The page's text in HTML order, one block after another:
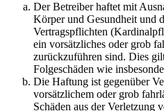
Der Betreiber haftet mit
Körper und Gesundheit und
Vertragspflichten
ein vorsätzliches oder grob
zurückzuführen sind. Dies
Folgeschäden wie
Die Haftung ist gegenüber
vorsätzlichem oder grob
Schäden aus der Verletzung